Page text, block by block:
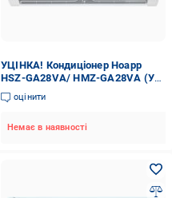
УЦІНКА! Кондиціонер Hoapp
HSZ-GA28VA/ HMZ-GA28VA (УЦ
№89)
оцінити
Немає в наявності